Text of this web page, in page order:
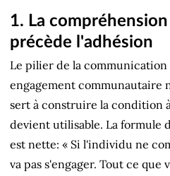
1. La
précède l'adhésion
Le pilier de la communication
engagement communautaire
sert à construire la condition
devient utilisable. La formule
est nette: « Si l'individu ne
va pas s'engager. Tout ce que